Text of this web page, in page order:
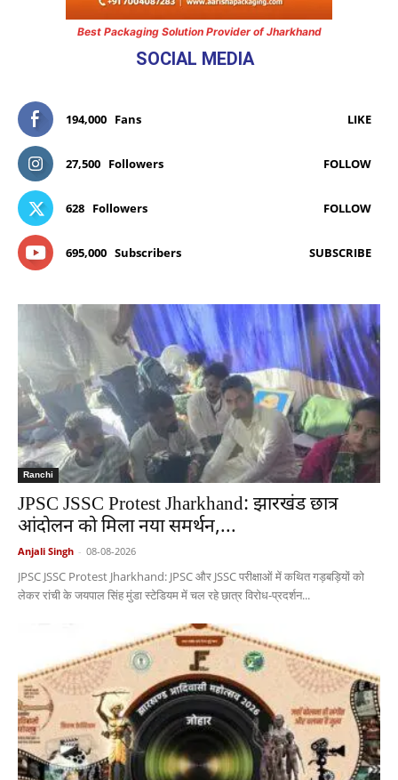
Best Packaging Solution Provider of Jharkhand
SOCIAL MEDIA
194,000 Fans LIKE
27,500 Followers FOLLOW
628 Followers FOLLOW
695,000 Subscribers SUBSCRIBE
Ranchi
JPSC JSSC Protest Jharkhand: झारखंड छात्र
आंदोलन को मिला नया समर्थन,...
Anjali Singh - 08-08-2026
JPSC JSSC Protest Jharkhand: JPSC और JSSC परीक्षाओं में कथित गड़बड़ियों को
लेकर रांची के जयपाल सिंह मुंडा स्टेडियम में चल रहे छात्र विरोध-प्रदर्शन...